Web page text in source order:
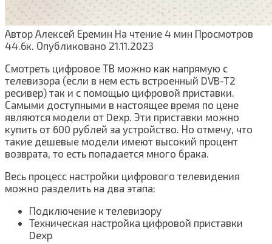
Автор Алексей Еремин На чтение 4 мин Просмотров
44.6к. Опубликовано 21.11.2023
Смотреть цифровое ТВ можно как напрямую с
телевизора (если в нем есть встроенный DVB-T2
ресивер) так и с помощью цифровой приставки.
Самыми доступными в настоящее время по цене
являются модели от Dexp. Эти приставки можно
купить от 600 рублей за устройство. Но отмечу, что
такие дешевые модели имеют высокий процент
возврата, то есть попадается много брака.
Весь процесс настройки цифрового телевидения
можно разделить на два этапа:
Подключение к телевизору
Техническая настройка цифровой приставки
Dexp